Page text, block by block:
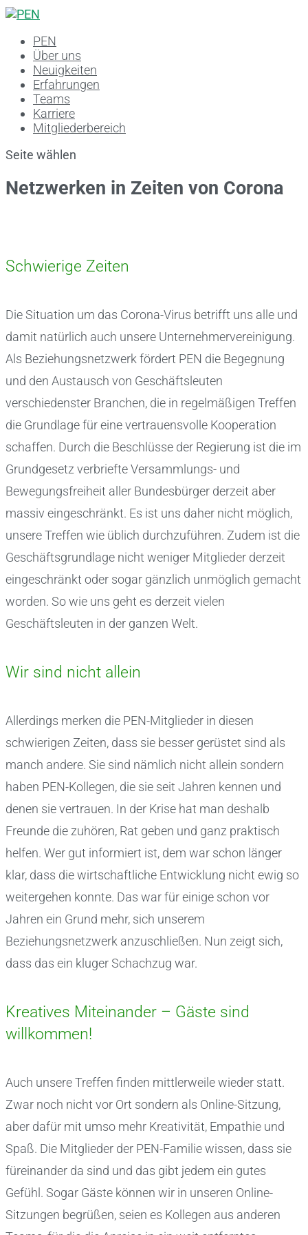
PEN
Über uns
Neuigkeiten
Erfahrungen
Teams
Karriere
Mitgliederbereich
Seite wählen
Netzwerken in Zeiten von Corona
Schwierige Zeiten
Die Situation um das Corona-Virus betrifft uns alle und
damit natürlich auch unsere Unternehmervereinigung.
Als Beziehungsnetzwerk fördert PEN die Begegnung
und den Austausch von Geschäftsleuten
verschiedenster Branchen, die in regelmäßigen Treffen
die Grundlage für eine vertrauensvolle Kooperation
schaffen. Durch die Beschlüsse der Regierung ist die im
Grundgesetz verbriefte Versammlungs- und
Bewegungsfreiheit aller Bundesbürger derzeit aber
massiv eingeschränkt. Es ist uns daher nicht möglich,
unsere Treffen wie üblich durchzuführen. Zudem ist die
Geschäftsgrundlage nicht weniger Mitglieder derzeit
eingeschränkt oder sogar gänzlich unmöglich gemacht
worden. So wie uns geht es derzeit vielen
Geschäftsleuten in der ganzen Welt.
Wir sind nicht allein
Allerdings merken die PEN-Mitglieder in diesen
schwierigen Zeiten, dass sie besser gerüstet sind als
manch andere. Sie sind nämlich nicht allein sondern
haben PEN-Kollegen, die sie seit Jahren kennen und
denen sie vertrauen. In der Krise hat man deshalb
Freunde die zuhören, Rat geben und ganz praktisch
helfen. Wer gut informiert ist, dem war schon länger
klar, dass die wirtschaftliche Entwicklung nicht ewig so
weitergehen konnte. Das war für einige schon vor
Jahren ein Grund mehr, sich unserem
Beziehungsnetzwerk anzuschließen. Nun zeigt sich,
dass das ein kluger Schachzug war.
Kreatives Miteinander – Gäste sind
willkommen!
Auch unsere Treffen finden mittlerweile wieder statt.
Zwar noch nicht vor Ort sondern als Online-Sitzung,
aber dafür mit umso mehr Kreativität, Empathie und
Spaß. Die Mitglieder der PEN-Familie wissen, dass sie
füreinander da sind und das gibt jedem ein gutes
Gefühl. Sogar Gäste können wir in unseren Online-
Sitzungen begrüßen, seien es Kollegen aus anderen